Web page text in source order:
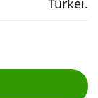
Türkei.